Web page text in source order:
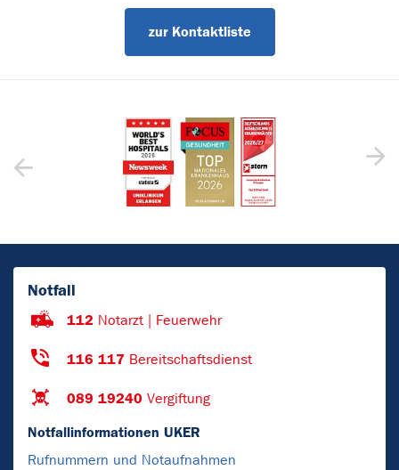
zur Kontaktliste
Notfall
112 Notarzt | Feuerwehr
116 117 Bereitschaftsdienst
089 19240 Vergiftung
Notfallinformationen UKER
Rufnummern und Notaufnahmen